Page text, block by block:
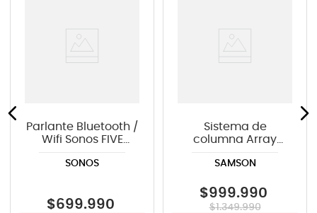
Parlante Bluetooth /
Wifi Sonos FIVE
SONOS
$699.990
Sistema de
columna Array
Resound VX8.1
SAMSON
$999.990
$1.349.990